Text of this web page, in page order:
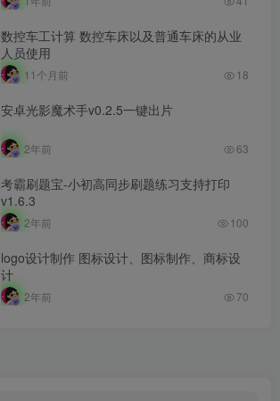
数控车工计算 数控车床以及普通车床的从业
人员使用
11个月前 18
安卓光影魔术手v0.2.5一键出片
2年前 63
考霸刷题宝-小初高同步刷题练习支持打印
v1.6.3
2年前 100
logo设计制作 图标设计、图标制作、商标设
计
2年前 70